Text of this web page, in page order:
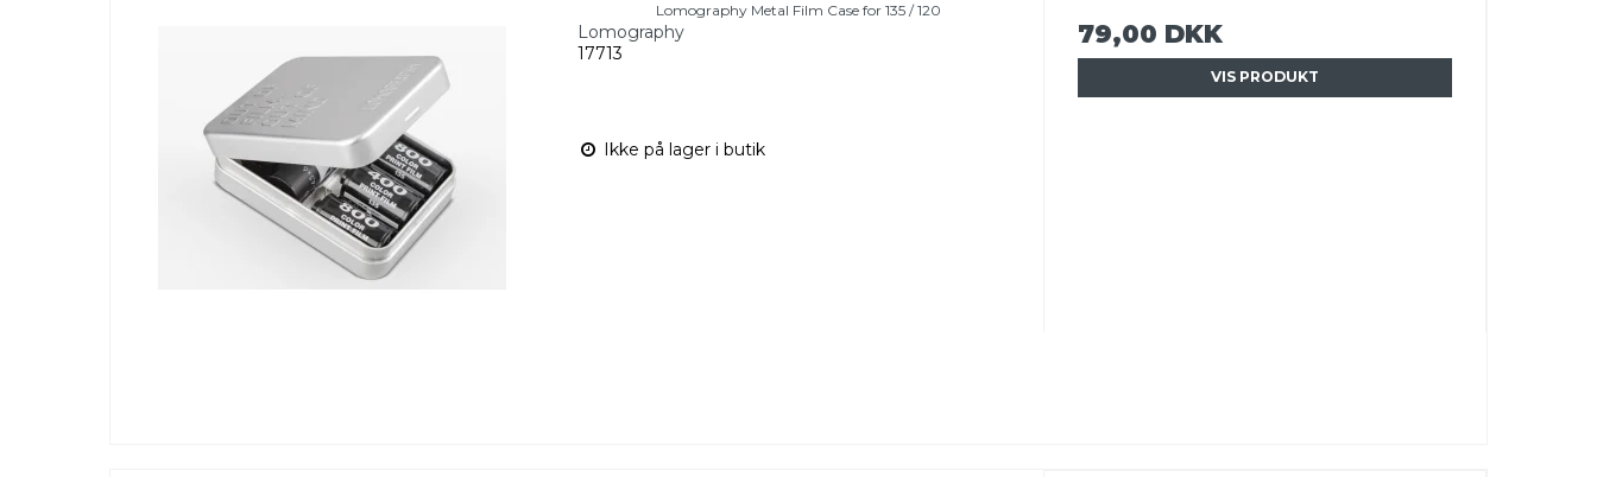
Lomography Metal Film Case for 135 / 120
Lomography
17713
Ikke på lager i butik
79,00 DKK
VIS PRODUKT